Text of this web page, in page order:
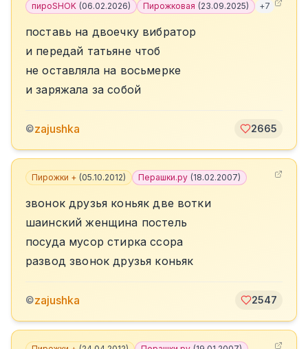
пироSHOK (06.02.2026) Пирожковая (23.09.2025) +7
поставь на двоечку вибратор
и передай татьяне чтоб
не оставляла на восьмерке
и заряжала за собой
©zajushka 2665
Пирожки + (05.10.2012) Перашки.ру (18.02.2007)
звонок друзья коньяк две вотки
шаинский женщина постель
посуда мусор стирка ссора
развод звонок друзья коньяк
©zajushka 2547